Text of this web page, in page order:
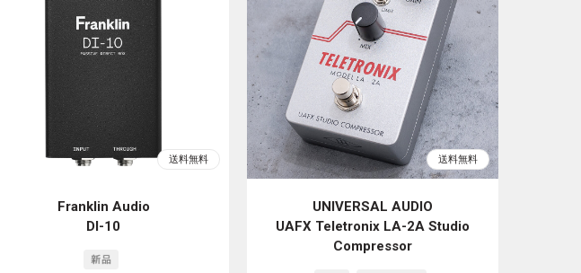
Franklin Audio
DI-10
UNIVERSAL AUDIO
UAFX Teletronix LA-2A Studio
Compressor